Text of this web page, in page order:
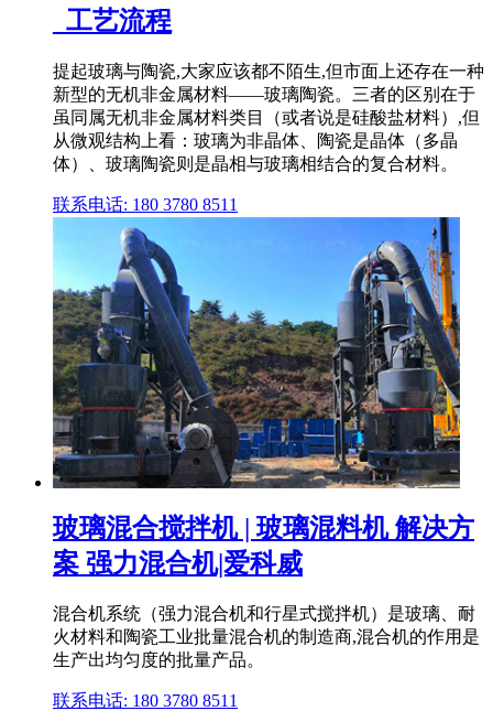
_工艺流程
提起玻璃与陶瓷,大家应该都不陌生,但市面上还存在一种
新型的无机非金属材料——玻璃陶瓷。三者的区别在于
虽同属无机非金属材料类目（或者说是硅酸盐材料）,但
从微观结构上看：玻璃为非晶体、陶瓷是晶体（多晶
体）、玻璃陶瓷则是晶相与玻璃相结合的复合材料。
联系电话: 180 3780 8511
玻璃混合搅拌机 | 玻璃混料机 解决方
案 强力混合机|爱科威
混合机系统（强力混合机和行星式搅拌机）是玻璃、耐
火材料和陶瓷工业批量混合机的制造商,混合机的作用是
生产出均匀度的批量产品。
联系电话: 180 3780 8511